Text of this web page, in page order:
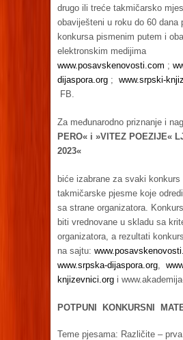
drugo ili treće takmičarsko
obaviješteni u roku do 60 dana
konkursa pismenim putem i
elektronskim medijima
www.posavskenovosti.com ;
dijaspora.org ; www.srpski-
FB.
Za međunarodno priznanje i
PERO« i »VITEZ POEZIJE«
2023«
biće izabrane za svaki konkurs
takmičarske pjesme koje
sa strane organizatora.
biti vrednovane u skladu sa
organizatora, a rezultati
na sajtu:
www.srpska-dijaspora.org
knjizevnici.org i
POTPUNI KONKURSNI
Teme pjesama: Različite –